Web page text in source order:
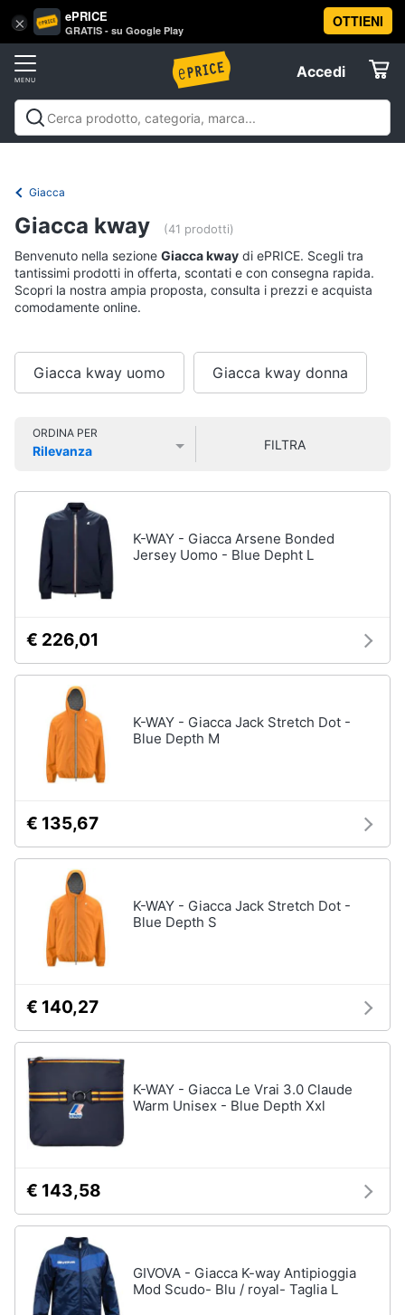
× ePRICE
GRATIS - su Google Play
OTTIENI
Accedi
Accedi
Registrati
Offerte
Informatica
Telefonia
Tv
Home
Cinema
home
Audio
musica
Arredo
Brico
e
Giardinaggio
e
igiene
Beauty
Giocattoli
infanzia
Fotografia
Casalinghi
Sport
Animali
Motori
Vai
al
Abbigliamento
Donna
donna
Cappotto
donna
Felpa
donna
Felpa
Cravatta
Piumino
uomo
Giacca
uomo
Bambino
Scarpe
bambino
Sandali
bambina
neonati
Copertina
neonato
Sneakers
Scarpe
nike
Anfibi
Ciabatte
Vedi
Accessori
Sigaretta
elettronica
Borse
Giacca
Giacca kway (41 prodotti)
Benvenuto nella sezione Giacca kway di ePRICE. Scegli tra
tantissimi prodotti in offerta, scontati e con consegna rapida.
Scopri la nostra ampia proposta, consulta i prezzi e acquista
comodamente online.
Giacca kway uomo Giacca kway donna
ORDINA PER
Rilevanza
FILTRA
K-WAY - Giacca Arsene Bonded
Jersey Uomo - Blue Depht L
€ 226,01
K-WAY - Giacca Jack Stretch Dot -
Blue Depth M
€ 135,67
K-WAY - Giacca Jack Stretch Dot -
Blue Depth S
€ 140,27
K-WAY - Giacca Le Vrai 3.0 Claude
Warm Unisex - Blue Depth Xxl
€ 143,58
GIVOVA - Giacca K-way Antipioggia
Mod Scudo- Blu / royal- Taglia L